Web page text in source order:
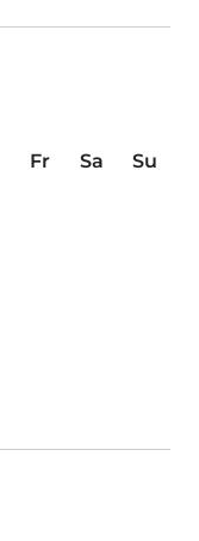
Fr Sa
Su